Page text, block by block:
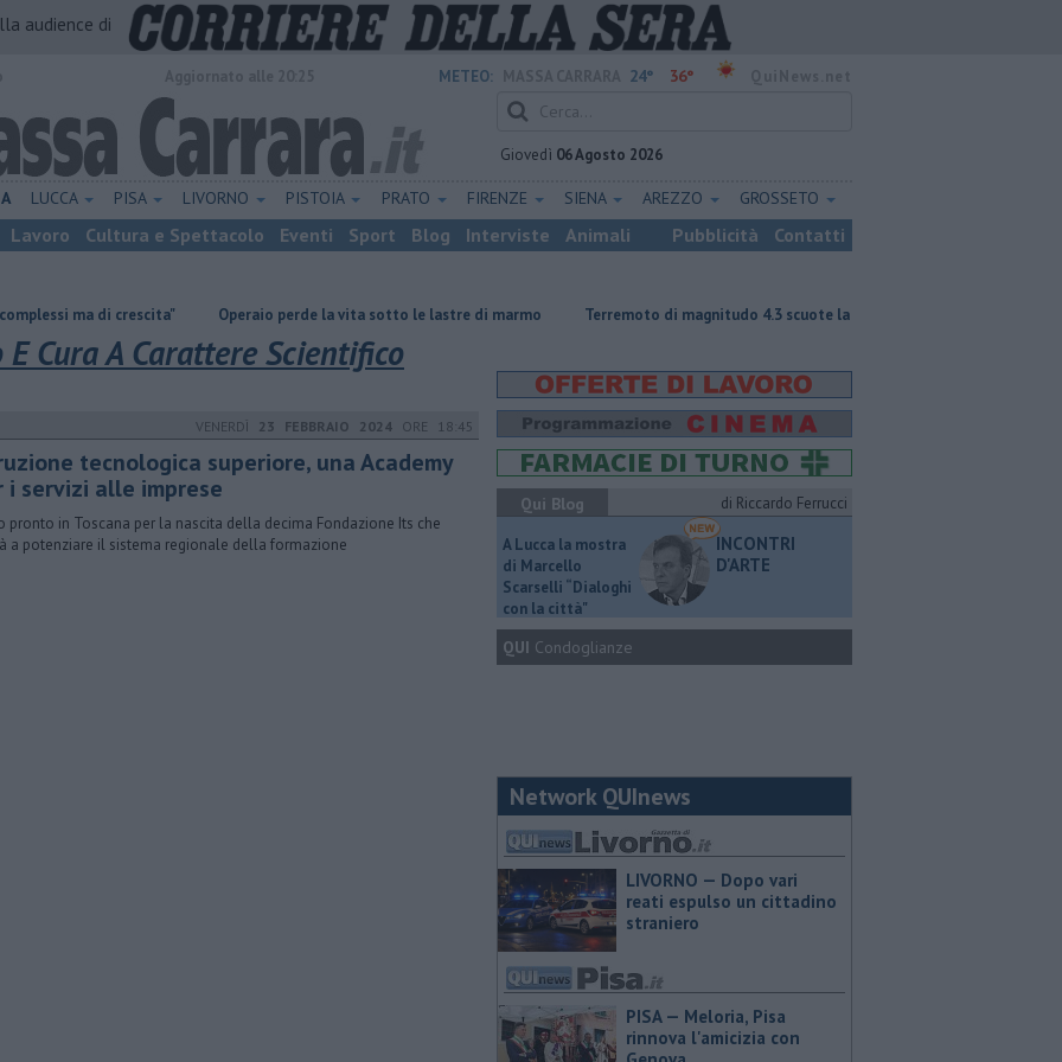
audience di
METEO: 24° 36°
Giovedì 06 Agosto 2026
LUCCA PISA LIVORNO PISTOIA PRATO FIRENZE SIENA AREZZO GROSSETO
Lavoro Cultura e Spettacolo Eventi Sport Blog Interviste Animali Pubblicità Contatti
di crescita" Operaio perde la vita sotto le lastre di marmo Terremoto di magnitudo 4.3 scuote la Toscana
Cura A Carattere Scientifico
VENERDÌ 23 FEBBRAIO 2024 ORE 18:45
tecnologica superiore, una Academy
i servizi alle imprese
pronto in Toscana per la nascita della decima Fondazione Its che
a potenziare il sistema regionale della formazione
Qui Blog di Riccardo Ferrucci
A Lucca la mostra
di Marcello
Scarselli “Dialoghi
con la città"
INCONTRI
D'ARTE
QUI Condoglianze
Network QUInews
LIVORNO — Dopo vari
reati espulso un cittadino
straniero
PISA — Meloria, Pisa
rinnova l'amicizia con